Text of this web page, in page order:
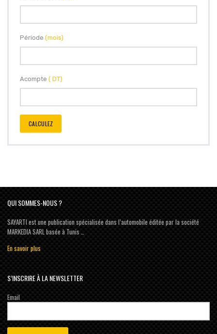
Période (mois)
Acompte ( DT)
CALCULEZ
QUI SOMMES-NOUS ?
SAYARTI est une publication spécialisée dans l’automobile éditée par la société
MARKEDIA SARL basée à Tunis …
En savoir plus
S’INSCRIRE À LA NEWSLETTER
Email